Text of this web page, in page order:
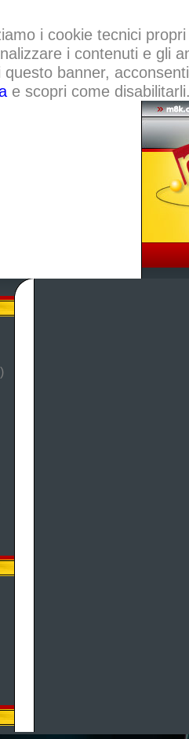
i cookie tecnici
i contenuti e gli
questo banner,
e scopri come